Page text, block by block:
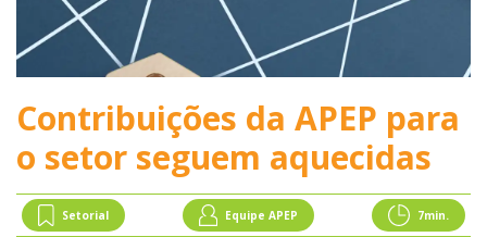
Contribuições da APEP para
o setor seguem aquecidas
Setorial Equipe APEP 7min.